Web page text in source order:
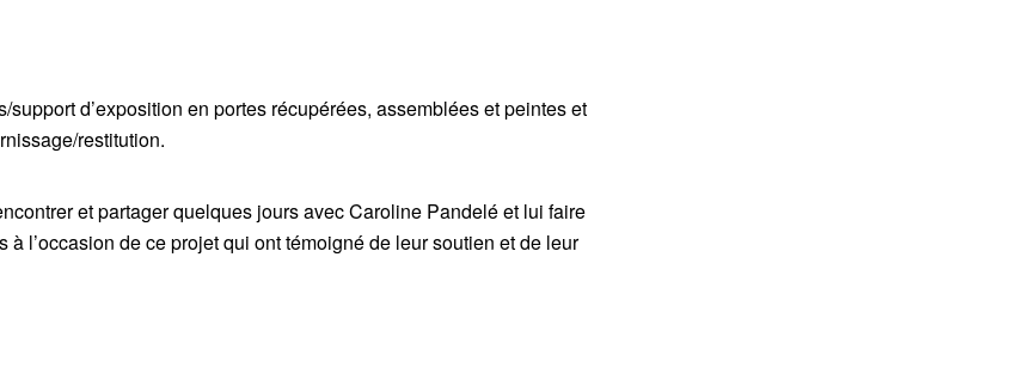
d’exposition en portes récupérées, assemblées et peintes et
restitution.
et partager quelques jours avec Caroline Pandelé et lui faire
l’occasion de ce projet qui ont témoigné de leur soutien et de leur